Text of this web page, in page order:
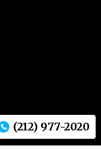
(212) 977-2020